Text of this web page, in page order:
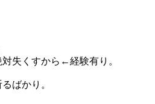
失くすから←経験有り。
ばかり。